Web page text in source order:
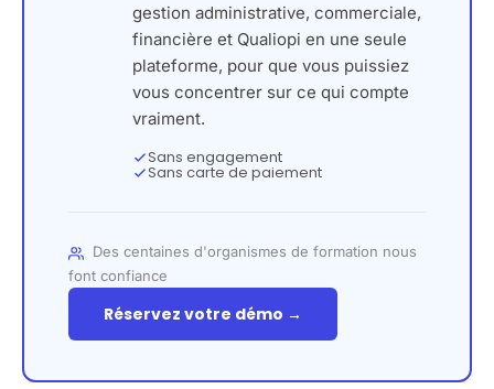
gestion administrative, commerciale,
financière et Qualiopi en une seule
plateforme, pour que vous puissiez
vous concentrer sur ce qui compte
vraiment.
Sans engagement
Sans carte de paiement
Des centaines d'organismes de formation nous
font confiance
Réservez votre démo →